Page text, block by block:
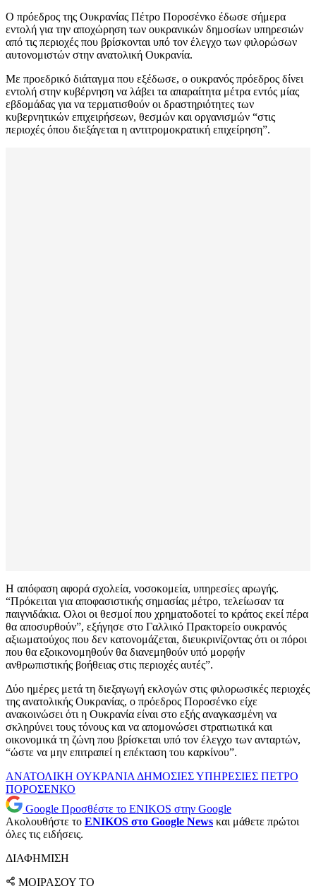
Ο πρόεδρος της Ουκρανίας Πέτρο Ποροσένκο έδωσε σήμερα
εντολή για την αποχώρηση των ουκρανικών δημοσίων υπηρεσιών
από τις περιοχές που βρίσκονται υπό τον έλεγχο των φιλορώσων
αυτονομιστών στην ανατολική Ουκρανία.
Με προεδρικό διάταγμα που εξέδωσε, ο ουκρανός πρόεδρος δίνει
εντολή στην κυβέρνηση να λάβει τα απαραίτητα μέτρα εντός μίας
εβδομάδας για να τερματισθούν οι δραστηριότητες των
κυβερνητικών επιχειρήσεων, θεσμών και οργανισμών “στις
περιοχές όπου διεξάγεται η αντιτρομοκρατική επιχείρηση”.
Η απόφαση αφορά σχολεία, νοσοκομεία, υπηρεσίες αρωγής.
“Πρόκειται για αποφασιστικής σημασίας μέτρο, τελείωσαν τα
παιγνιδάκια. Ολοι οι θεσμοί που χρηματοδοτεί το κράτος εκεί πέρα
θα αποσυρθούν”, εξήγησε στο Γαλλικό Πρακτορείο ουκρανός
αξιωματούχος που δεν κατονομάζεται, διευκρινίζοντας ότι οι πόροι
που θα εξοικονομηθούν θα διανεμηθούν υπό μορφήν
ανθρωπιστικής βοήθειας στις περιοχές αυτές”.
Δύο ημέρες μετά τη διεξαγωγή εκλογών στις φιλορωσικές περιοχές
της ανατολικής Ουκρανίας, ο πρόεδρος Ποροσένκο είχε
ανακοινώσει ότι η Ουκρανία είναι στο εξής αναγκασμένη να
σκληρύνει τους τόνους και να απομονώσει στρατιωτικά και
οικονομικά τη ζώνη που βρίσκεται υπό τον έλεγχο των ανταρτών,
“ώστε να μην επιτραπεί η επέκταση του καρκίνου”.
ΑΝΑΤΟΛΙΚΗ ΟΥΚΡΑΝΙΑ ΔΗΜΟΣΙΕΣ ΥΠΗΡΕΣΙΕΣ ΠΕΤΡΟ
ΠΟΡΟΣΕΝΚΟ
Google Προσθέστε το ENIKOS στην Google
Ακολουθήστε το ENIKOS στο Google News και μάθετε πρώτοι
όλες τις ειδήσεις.
ΔΙΑΦΗΜΙΣΗ
ΜΟΙΡΑΣΟΥ ΤΟ